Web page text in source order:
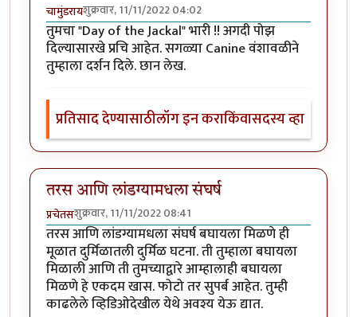
चामुंडरायशुक्रवार, 11/11/2022 04:02
तुमचा "Day of the Jackal" भारी !! अगदी पोझ
दिल्यासारखे प्रचि आहेत. सगळ्या Canine वंशावळीने
तुम्हाला दर्शन दिले. छान लेख.
प्रतिसाद देण्यासाठीलॉग इन कराकिंवासदस्य व्हा
तरस आणि लांडग्यामधला संघर्ष
प्रचेतसशुक्रवार, 11/11/2022 08:41
तरस आणि लांडग्यामधला संघर्ष बघायला मिळणे ही
मूळात दुर्मिळातली दुर्मिळ घटना. ती तुम्हाला बघायला
मिळाली आणि ती तुमच्याद्वारे आम्हालाही बघायला
मिळणे हे एकदम खास. फोटो तर सुपर्ब आहेत. तुम्ही
काढलेले व्हिडिओदेखील येथे अवश्य येऊ द्यात.